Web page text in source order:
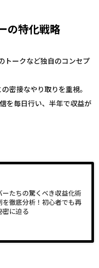
の特化戦略
トークなど独自のコンセプ
密接なやり取りを重視。
を毎日行い、半年で収益が
ーたちの驚くべき収益化術
を徹底分析！初心者でも再
密に迫る